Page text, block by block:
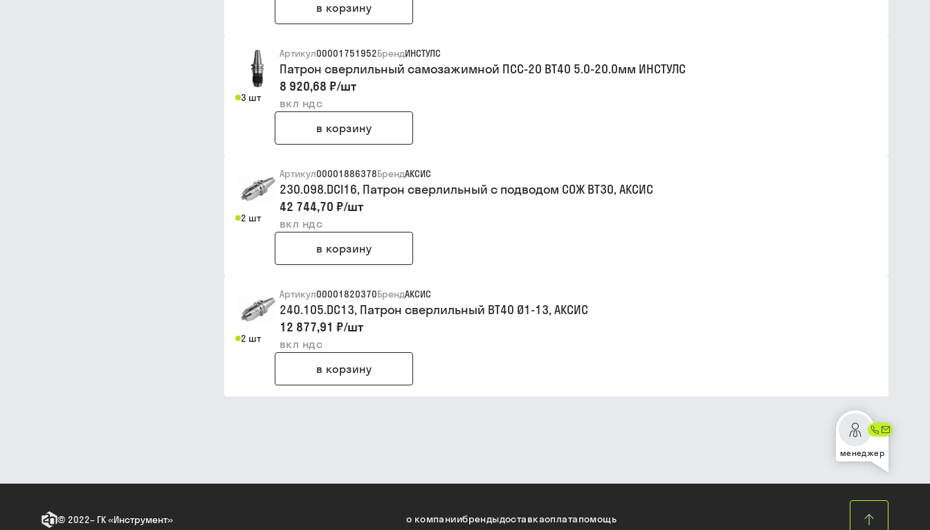
в корзину
3 шт
Артикул00001751952БрендИНСТУЛС
Патрон сверлильный самозажимной ПСС-20 BT40 5.0-20.0мм ИНСТУЛС
8 920,68 ₽/шт
вкл ндс
в корзину
2 шт
Артикул00001886378БрендАКСИС
230.098.DCI16, Патрон сверлильный c подводом СОЖ BT30, АКСИС
42 744,70 ₽/шт
вкл ндс
в корзину
2 шт
Артикул00001820370БрендАКСИС
240.105.DC13, Патрон сверлильный BT40 Ø1-13, АКСИС
12 877,91 ₽/шт
вкл ндс
в корзину
менеджер
© 2022– ГК «Инструмент» о компаниибрендыдоставкаоплатапомощь